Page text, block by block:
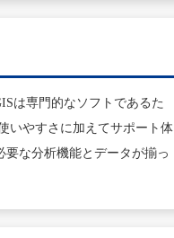
は専門的なソフトであるた
いやすさに加えてサポート体
な分析機能とデータが揃っ